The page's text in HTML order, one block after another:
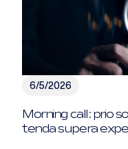
6/5/2026
Morning call: prio
tenda supera